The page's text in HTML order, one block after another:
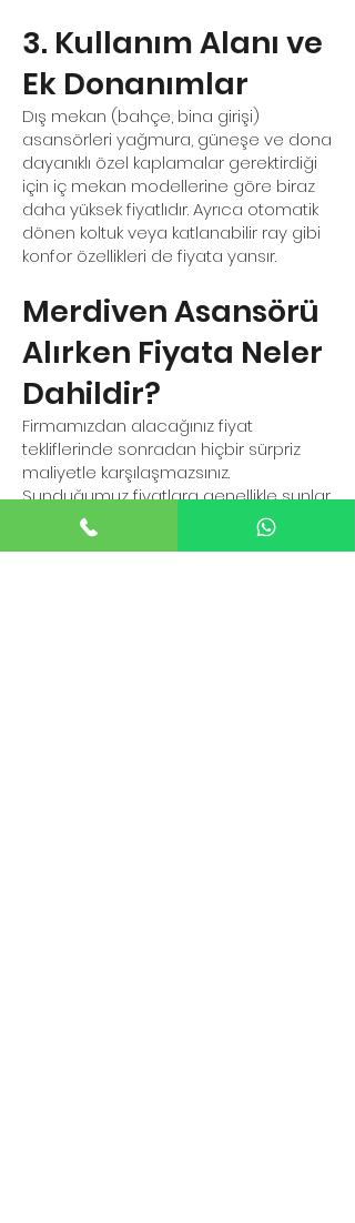
3. Kullanım Alanı ve
Ek Donanımlar
Dış mekan (bahçe, bina girişi)
asansörleri yağmura, güneşe ve dona
dayanıklı özel kaplamalar gerektirdiği
için iç mekan modellerine göre biraz
daha yüksek fiyatlıdır. Ayrıca otomatik
dönen koltuk veya katlanabilir ray gibi
konfor özellikleri de fiyata yansır.
Merdiven Asansörü
Alırken Fiyata Neler
Dahildir?
Firmamızdan alacağınız fiyat
tekliflerinde sonradan hiçbir sürpriz
maliyetle karşılaşmazsınız.
Sunduğumuz fiyatlara genellikle şunlar
dahildir:
Ücretsiz Keşif ve Ölçülendirme: Teknik